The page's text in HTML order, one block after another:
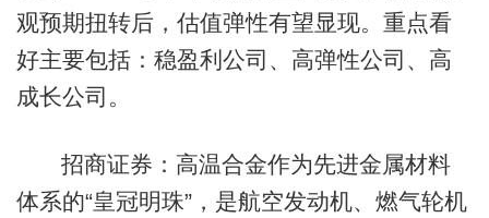
观预期扭转后，估值弹性有望显现。重点看
好主要包括：稳盈利公司、高弹性公司、高
成长公司。
招商证券：高温合金作为先进金属材料
体系的“皇冠明珠”，是航空发动机、燃气轮机